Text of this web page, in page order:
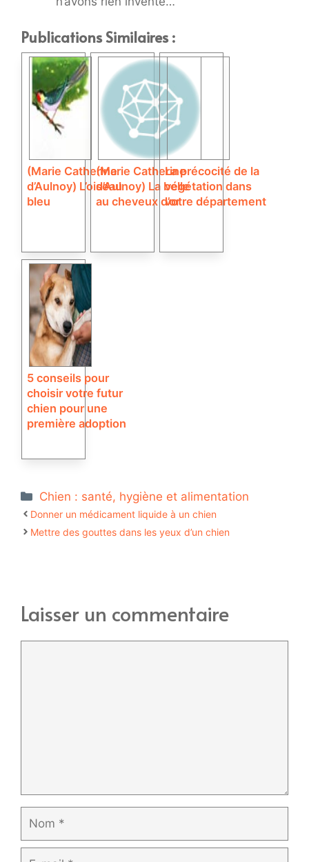
Publications Similaires :
(Marie Catherine
d’Aulnoy) L’oiseau
bleu
(Marie Catherine
d’Aulnoy) La belle
au cheveux d’or
La précocité de la
végétation dans
votre département
5 conseils pour
choisir votre futur
chien pour une
première adoption
Catégories
Chien : santé, hygiène et alimentation
Donner un médicament liquide à un chien
Mettre des gouttes dans les yeux d’un chien
Laisser un commentaire